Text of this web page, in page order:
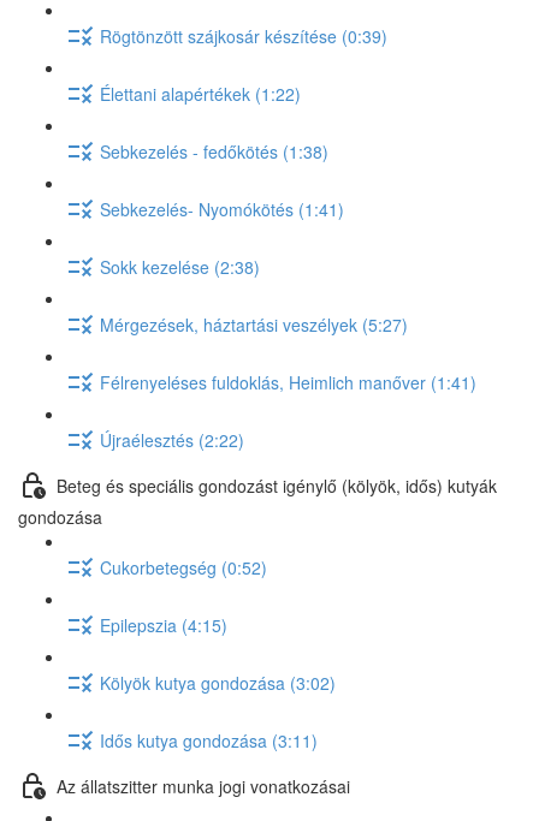
Rögtönzött szájkosár készítése (0:39)
Élettani alapértékek (1:22)
Sebkezelés - fedőkötés (1:38)
Sebkezelés- Nyomókötés (1:41)
Sokk kezelése (2:38)
Mérgezések, háztartási veszélyek (5:27)
Félrenyeléses fuldoklás, Heimlich manőver (1:41)
Újraélesztés (2:22)
Beteg és speciális gondozást igénylő (kölyök, idős) kutyák
gondozása
Cukorbetegség (0:52)
Epilepszia (4:15)
Kölyök kutya gondozása (3:02)
Idős kutya gondozása (3:11)
Az állatszitter munka jogi vonatkozásai